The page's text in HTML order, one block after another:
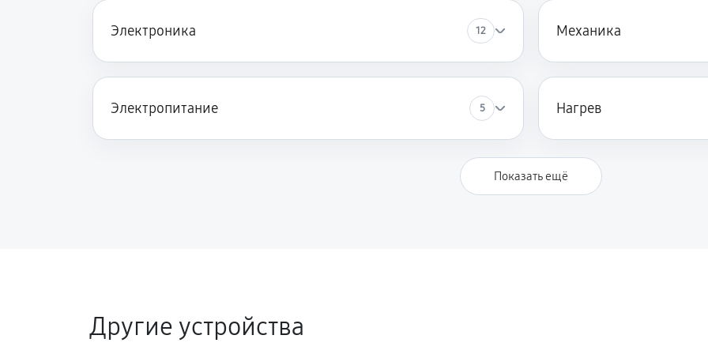
Электроника 12 Механика
Электропитание 5 Нагрев
Показать ещё
Другие устройства